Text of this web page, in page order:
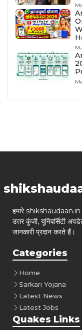
हमारे shikshaudaan.in
उत्तर कुंजी, यूनिवर्सिटी
जानकारी प्रदान करते हैं।
Categories
Home
Sarkari Yojana
Latest News
Latest Jobs
Quakes Links